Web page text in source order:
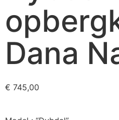
Dana
€ 745,00